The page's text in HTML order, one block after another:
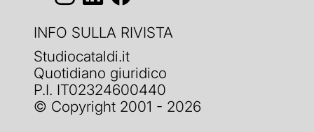
INFO SULLA RIVISTA
Studiocataldi.it
Quotidiano giuridico
P.I. IT02324600440
© Copyright 2001 - 2026